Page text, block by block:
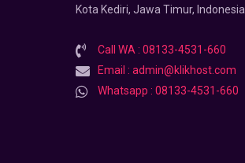
Kota Kediri, Jawa Timur, Indonesia
Call WA : 08133-4531-660
Email : admin@klikhost.com
Whatsapp : 08133-4531-660